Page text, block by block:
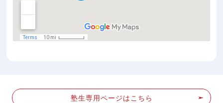
塾生専用ページはこちら